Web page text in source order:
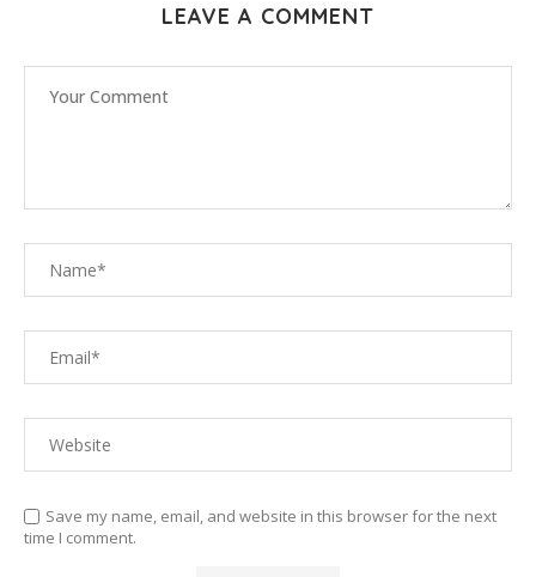
LEAVE A COMMENT
Save my name, email, and website in this browser for the next
time I comment.